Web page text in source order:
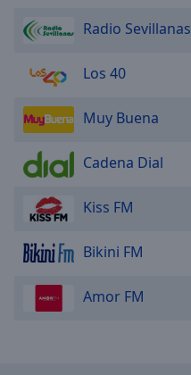
Radio Sevillanas
Los 40
Muy Buena
Cadena Dial
Kiss FM
Bikini FM
Amor FM